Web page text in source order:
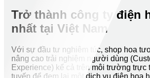
Trở thành công ty điện
nhất tại Việt Nam
Với sự đầu tư nghiêm túc, shop hoa
nâng cao trải nghiệm người dùng
Experience) kể cả trên môi trường trực
tuyến để đem lại một dịch vụ điện hoa